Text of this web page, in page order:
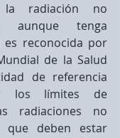
radiación no
aunque tenga
es reconocida por
de la Salud
de referencia
los límites de
radiaciones no
que deben estar